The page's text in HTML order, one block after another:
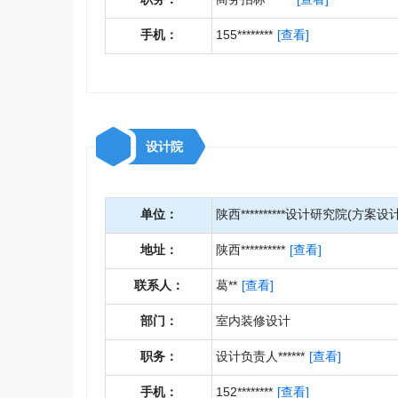
手机： 155******** [查看]
设计院
单位： 陕西**********设计研究院(方案设
地址： 陕西********** [查看]
联系人： 葛** [查看]
部门： 室内装修设计
职务： 设计负责人****** [查看]
手机： 152******** [查看]